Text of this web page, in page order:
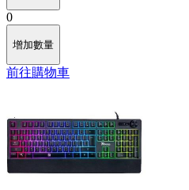
0
增加數量
前往購物車